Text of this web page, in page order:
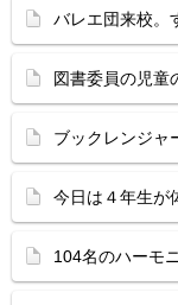
バレエ団来校。
図書委員の児童
ブックレンジャ
今日は４年生が
104名のハーモ